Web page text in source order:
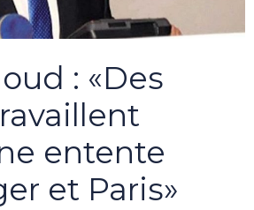
: «Des
entente
et Paris»